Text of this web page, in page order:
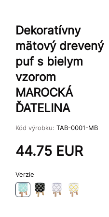
Dekoratívny
mätový drevený
puf s bielym
vzorom
MAROCKÁ
ĎATELINA
Kód výrobku: TAB-0001-MB
44.75 EUR
Verzie